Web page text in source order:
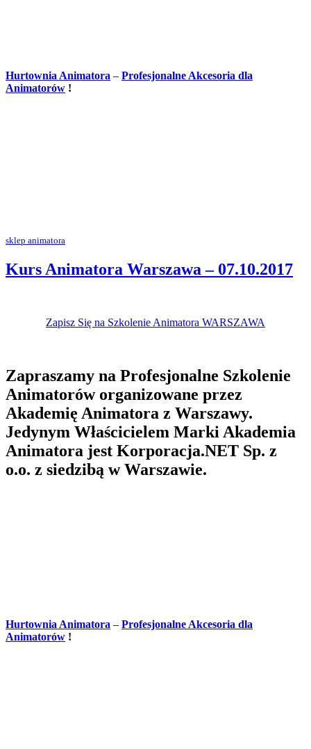
Hurtownia Animatora – Profesjonalne Akcesoria dla
Animatorów !
sklep animatora
Kurs Animatora Warszawa – 07.10.2017
Zapisz Się na Szkolenie Animatora WARSZAWA
Zapraszamy na Profesjonalne Szkolenie
Animatorów organizowane przez
Akademię Animatora z Warszawy.
Jedynym Właścicielem Marki Akademia
Animatora jest Korporacja.NET Sp. z
o.o. z siedzibą w Warszawie.
Hurtownia Animatora – Profesjonalne Akcesoria dla
Animatorów !